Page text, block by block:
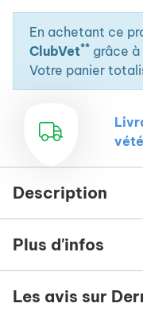
En achetant ce
ClubVet** grâce
Votre panier
Description
Plus d'infos
Les avis sur